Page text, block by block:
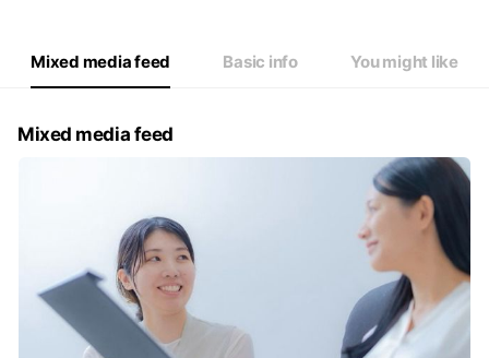
09:30 - 18:30
【定休日】年末年始、会社休業日
Mixed media feed Basic info You might like
Mixed media feed